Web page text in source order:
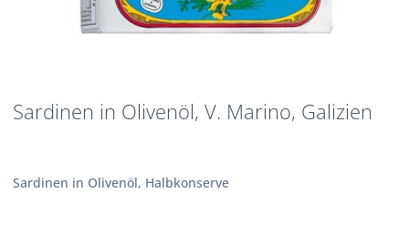
Sardinen in Olivenöl, V. Marino, Galizien
Sardinen in Olivenöl, Halbkonserve